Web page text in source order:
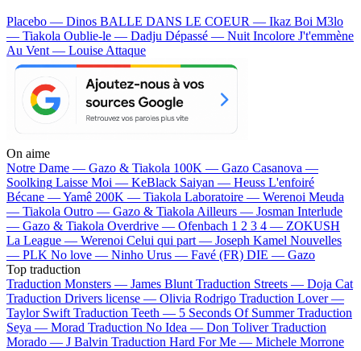
Placebo — Dinos BALLE DANS LE COEUR — Ikaz Boi M3lo
— Tiakola Oublie-le — Dadju Dépassé — Nuit Incolore J't'emmène
Au Vent — Louise Attaque
On aime
Notre Dame — Gazo & Tiakola 100K — Gazo Casanova —
Soolking Laisse Moi — KeBlack Saiyan — Heuss L'enfoiré
Bécane —Yamê 200K — Tiakola Laboratoire — Werenoi Meuda
— Tiakola Outro — Gazo & Tiakola Ailleurs — Josman Interlude
— Gazo & Tiakola Overdrive — Ofenbach 1 2 3 4 — ZOKUSH
La League — Werenoi Celui qui part — Joseph Kamel Nouvelles
— PLK No love — Ninho Urus — Favé (FR) DIE — Gazo
Top traduction
Traduction Monsters — James Blunt Traduction Streets — Doja Cat
Traduction Drivers license — Olivia Rodrigo Traduction Lover —
Taylor Swift Traduction Teeth — 5 Seconds Of Summer Traduction
Seya — Morad Traduction No Idea — Don Toliver Traduction
Morado — J Balvin Traduction Hard For Me — Michele Morrone